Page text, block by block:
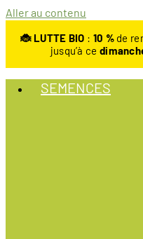
Aller au contenu
🐞 LUTTE BIO : 10 %de
jusqu’à ce
SEMENCES